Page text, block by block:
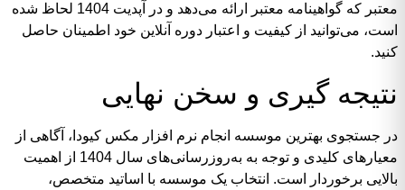
معتبر که گواهینامه معتبر ارائه می‌دهد و در آپدیت 1404 لحاظ شده
است، می‌توانید از کیفیت و اعتبار دوره آنلاین خود اطمینان حاصل
کنید.
نتیجه گیری و سخن نهایی
در جستجوی بهترین موسسه انجام نرم افزار مکس کیودا، آگاهی از
معیارهای کلیدی و توجه به به‌روزرسانی‌های سال 1404 از اهمیت
بالایی برخوردار است. انتخاب یک موسسه با اساتید متخصص،